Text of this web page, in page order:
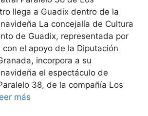
llega a Guadix dentro de la
La concejalía de Cultura
de Guadix, representada por
con el apoyo de la Diputación
incorpora a su
el espectáculo de
38, de la compañía Los
más